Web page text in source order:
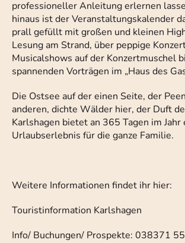
professioneller Anleitung erlernen
hinaus ist der Veranstaltungskalender
prall gefüllt mit großen und kleinen
Lesung am Strand, über peppige
Musicalshows auf der Konzertmuschel
spannenden Vorträgen im „Haus des
Die Ostsee auf der einen Seite, der
anderen, dichte Wälder hier, der Duft
Karlshagen bietet an 365 Tagen im Jahr
Urlaubserlebnis für die ganze Familie.
Weitere Informationen findet ihr hier:
Touristinformation Karlshagen
Info/ Buchungen/ Prospekte: 038371